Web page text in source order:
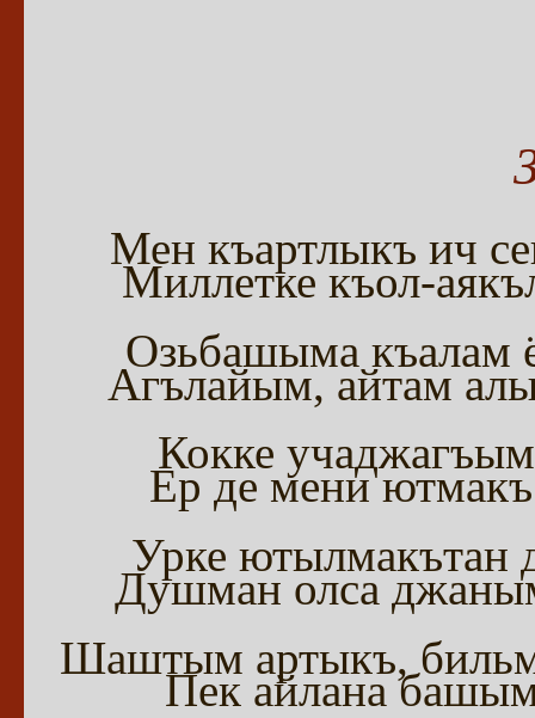
Мен къартлыкъ ич
Миллетке къол-
Озьбашыма къалам
Агълайым, айтам
Кокке
Ер де мени
Урке ютылмакътан
Душман олса
Шаштым артыкъ,
Пек айлана